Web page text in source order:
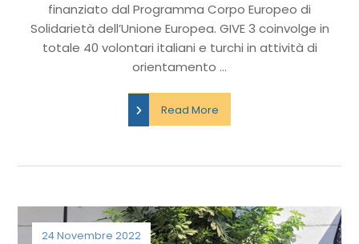
finanziato dal Programma Corpo Europeo di
Solidarietà dell’Unione Europea. GIVE 3 coinvolge in
totale 40 volontari italiani e turchi in attività di
orientamento ...
Read More
24 Novembre 2022